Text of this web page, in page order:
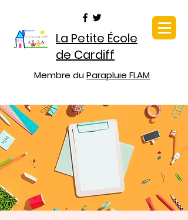
La Petite École
de Cardiff
Membre duParapluie FLAM